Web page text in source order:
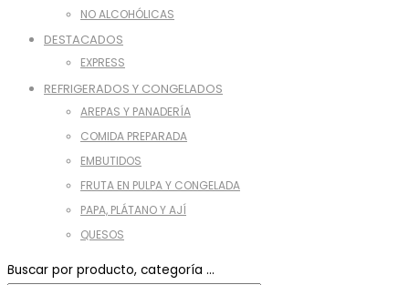
NO ALCOHÓLICAS
DESTACADOS
EXPRESS
REFRIGERADOS Y CONGELADOS
AREPAS Y PANADERÍA
COMIDA PREPARADA
EMBUTIDOS
FRUTA EN PULPA Y CONGELADA
PAPA, PLÁTANO Y AJÍ
QUESOS
Buscar por producto, categoría ...